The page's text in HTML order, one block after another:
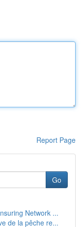
Report Page
Go
Network ...
de la pêche re...